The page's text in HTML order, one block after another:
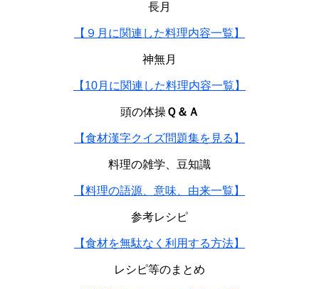
長月
【９月に関連した料理内容一覧】
神無月
【10月に関連した料理内容一覧】
頭の体操Ｑ＆Ａ
【食材漢字クイズ問題集を見る】
料理の雑学、豆知識
【料理の語源、意味、由来一覧】
参考レシピ
【食材を無駄なく利用する方法】
レシピ等のまとめ